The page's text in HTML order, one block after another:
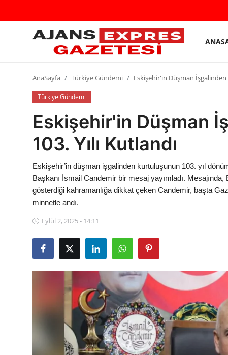
GİRİŞ
Kayıt
AnaSayfa
Eskişehir Siyaset
Siyaset
Türkiye Gündemi
Siber Güvenlik
Ekonomi
AnaSayfa Türkiye Gündemi Eskişehir'in Düşman İşgalinden
Türkiye Gündemi
Eskişehir'in Düşman
103. Yılı Kutlandı
Eskişehir’in düşman işgalinden kurtuluşunun 103. yıl
Başkanı İsmail Candemir bir mesaj yayımladı.
gösterdiği kahramanlığa dikkat çeken Candemir, başta
minnetle andı.
Eylül 2, 2025 - 14:11